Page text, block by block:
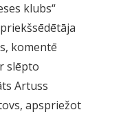
klubs“
komentē
slēpto
Artuss
apspriežot